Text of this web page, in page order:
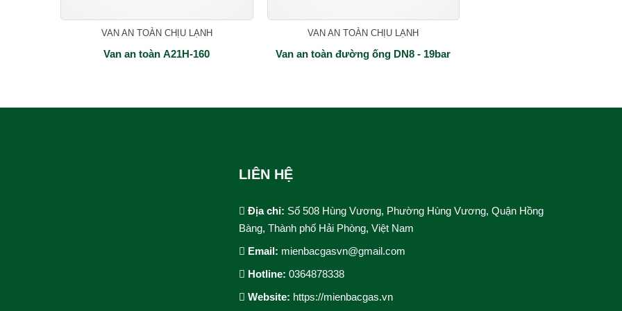
VAN AN TOÀN CHỊU LẠNH
Van an toàn A21H-160
VAN AN TOÀN CHỊU LẠNH
Van an toàn đường ống DN8 - 19bar
LIÊN HỆ
Địa chỉ: Số 508 Hùng Vương, Phường Hùng Vương, Quận Hồng
Bàng, Thành phố Hải Phòng, Việt Nam
Email: mienbacgasvn@gmail.com
Hotline: 0364878338
Website: https://mienbacgas.vn